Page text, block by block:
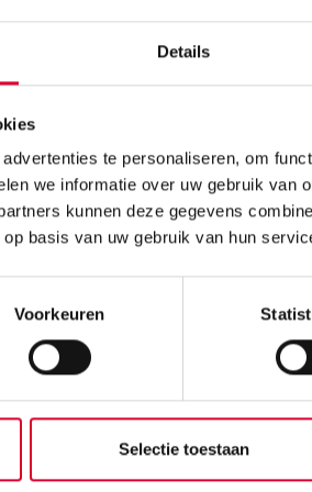
Details
te personaliseren, om
we informatie over uw gebruik van
kunnen deze gegevens
basis van uw gebruik van hun
Voorkeuren
Selectie toestaan
Veelgestelde vragen
Organisatie
Werken bij ZINiN
Nieuws
Contact
Contact
Willem Alexanderstraat 7
7442 MA Nijverdal
Routebeschrijving
Postadres
Willem Alexanderstraat 7